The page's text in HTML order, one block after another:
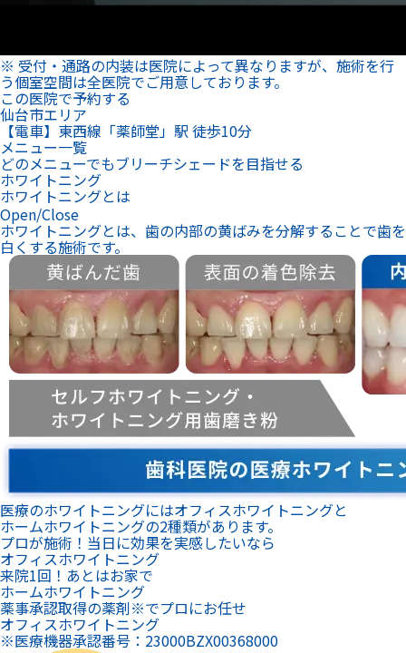
※ 受付・通路の内装は医院によって異なりますが、施術を行
う個室空間は全医院でご用意しております。
この医院で予約する
仙台市エリア
【電車】東西線「薬師堂」駅 徒歩10分
メニュー一覧
どのメニューでもブリーチシェードを目指せる
ホワイトニング
ホワイトニングとは
Open/Close
ホワイトニングとは、歯の内部の黄ばみを分解することで歯を
白くする施術です。
医療のホワイトニングにはオフィスホワイトニングと
ホームホワイトニングの2種類があります。
プロが施術！当日に効果を実感したいなら
オフィスホワイトニング
来院1回！あとはお家で
ホームホワイトニング
薬事承認取得の薬剤※でプロにお任せ
オフィスホワイトニング
※医療機器承認番号：23000BZX00368000